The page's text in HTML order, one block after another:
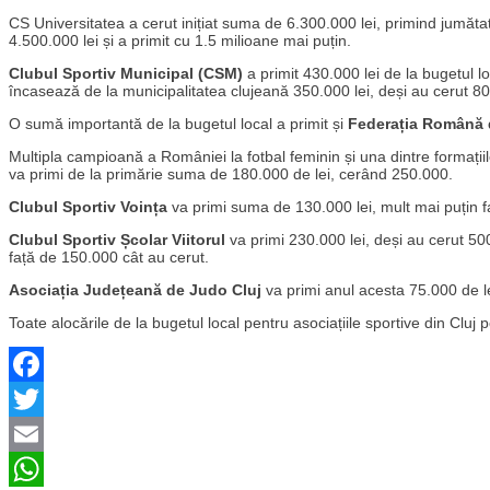
CS Universitatea a cerut inițiat suma de 6.300.000 lei, primind
4.500.000 lei și a primit cu 1.5 milioane mai puțin.
Clubul Sportiv Municipal (CSM) a primit 430.000 lei de la bugetul
încasează de la municipalitatea clujeană 350.000 lei, deși au cerut
O sumă importantă de la bugetul local a primit și Federația
Multipla campioană a României la fotbal feminin și una dintre
va primi de la primărie suma de 180.000 de lei, cerând 250.000.
Clubul Sportiv Voința va primi suma de 130.000 lei, mult mai puțin
Clubul Sportiv Școlar Viitorul va primi 230.000 lei, deși au cerut
față de 150.000 cât au cerut.
Asociația Județeană de Judo Cluj va primi anul acesta 75.000 de
Toate alocările de la bugetul local pentru asociațiile sportive din Cluj
Facebook
Twitter
Email